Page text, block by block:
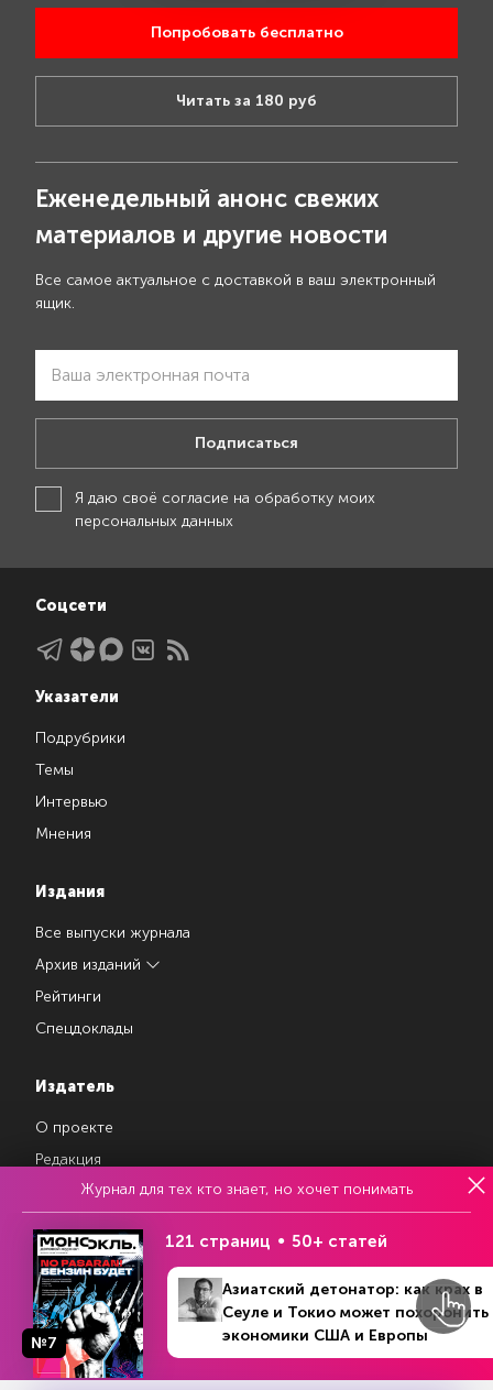
Попробовать бесплатно
Читать за 180 руб
Еженедельный анонс свежих
материалов и другие новости
Все самое актуальное с доставкой в ваш электронный
ящик.
Подписаться
Я даю своё согласие на обработку моих
персональных данных
Соцсети
Указатели
Подрубрики
Темы
Интервью
Мнения
Издания
Все выпуски журнала
Архив изданий
Рейтинги
Спецдоклады
Издатель
О проекте
Редакция
Авторы
Магазин подписок
Рекламодателям
Посодействуй Monocle.ru
Журнал для тех кто знает, но хочет понимать
№7
121 страниц 50+ статей
Азиатский детонатор: как крах в
Сеуле и Токио может похоронить
экономики США и Европы